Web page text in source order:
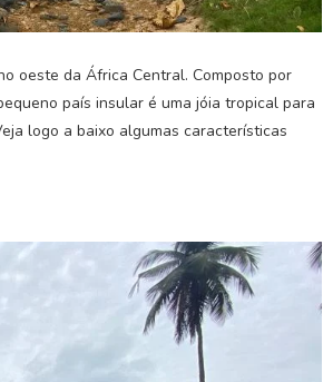
oeste da África Central. Composto por
país insular é uma jóia tropical para
logo a baixo algumas características